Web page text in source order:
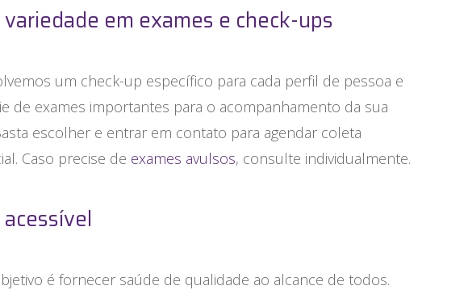
em exames e check-ups
um check-up específico para cada perfil de pessoa e
de exames importantes para o acompanhamento da sua
escolher e entrar em contato para agendar coleta
Caso precise de exames avulsos, consulte individualmente.
é fornecer saúde de qualidade ao alcance de todos.